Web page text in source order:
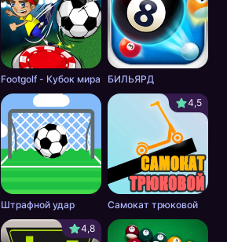
Footgolf - Кубок мира
БИЛЬЯРД
Штрафной удар
4,5
Самокат трюковой
4,8